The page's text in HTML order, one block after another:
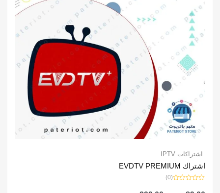
اشتراكات IPTV
اشتراك EVDTV PREMIUM
(0)